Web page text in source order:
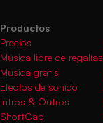
Productos
Precios
Música libre de regalías
Música gratis
Efectos de sonido
Intros & Outros
ShortCap